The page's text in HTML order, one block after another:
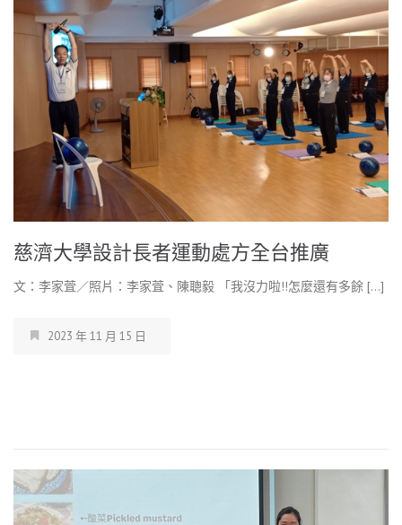
慈濟大學設計長者運動處方全台推廣
文：李家萓／照片：李家萓、陳聰毅 「我沒力啦!!怎麼還有多餘 […]
2023 年 11 月 15 日